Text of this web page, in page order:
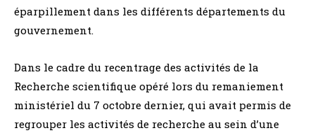
éparpillement dans les différents départements du
gouvernement.
Dans le cadre du recentrage des activités de la
Recherche scientifique opéré lors du remaniement
ministériel du 7 octobre dernier, qui avait permis de
regrouper les activités de recherche au sein d’une